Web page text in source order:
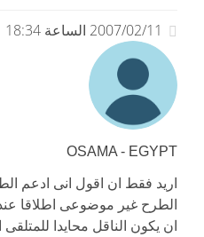
2007/02/11 الساعة 18:34
OSAMA - EGYPT
اريد فقط ان اقول انى ادعم
الطرح غير موضوعى اطلاقا
ان يكون الناقل محايدا